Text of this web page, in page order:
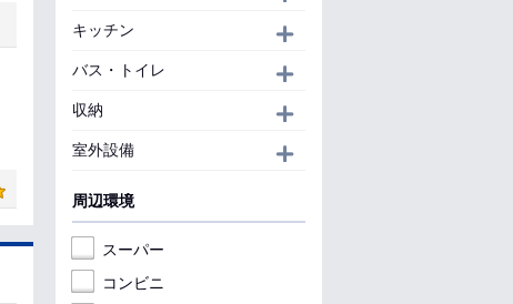
キッチン
バス・トイレ
収納
室外設備
周辺環境
スーパー
コンビニ